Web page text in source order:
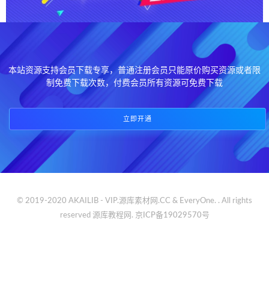
本站资源支持会员下载专享，普通注册会员只能原价购买资源或者限
制免费下载次数，付费会员所有资源可免费下载
立即开通
© 2019-2020 AKAILIB - VIP.源库素材网.CC & EveryOne. . All rights
reserved 源库教程网. 京ICP备19029570号